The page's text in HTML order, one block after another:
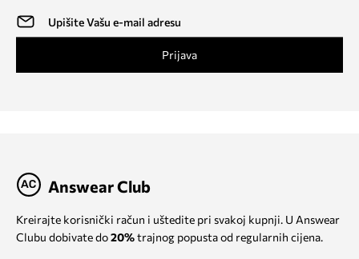
Prijava
Answear Club
Kreirajte korisnički račun i uštedite pri svakoj kupnji. U Answear
Clubu dobivate do20%trajnog popusta od regularnih cijena.